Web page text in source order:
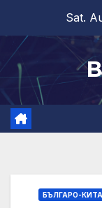
content
Sat.
БЪЛГАРО-